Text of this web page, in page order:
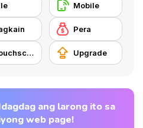
Mobile
Pera
Touchscreen Upgrade
ang larong ito sa
web page!